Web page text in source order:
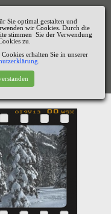
Sie optimal gestalten und
wir Cookies. Durch die
stimmen Sie der Verwendung
zu.
erhalten Sie in unserer